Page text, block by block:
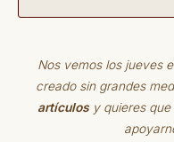
Nos vemos los jueves
creado sin grandes
artículosy quieres que